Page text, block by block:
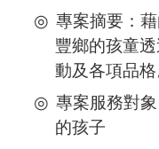
專案摘要：
豐鄉的孩童
動及各項品格
專案服務對
的孩子